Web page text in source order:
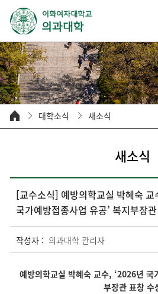
대학소식 새소식
새소식
[교수소식] 예방의학교실 박혜숙 교
국가예방접종사업 유공’ 복지부장
작성자 : 의과대학 관리자
예방의학교실 박혜숙 교수, ‘2026년 국
부장관 표창 수